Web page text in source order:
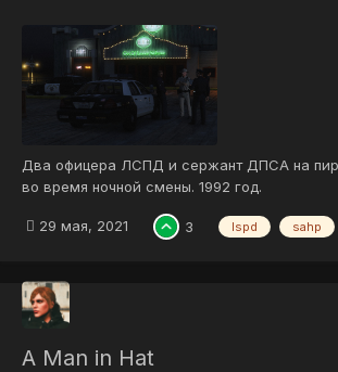
Два офицера ЛСПД и сержант ДПСА на
во время ночной смены. 1992 год.
29 мая, 2021 3 lspd sahp
A Man in Hat